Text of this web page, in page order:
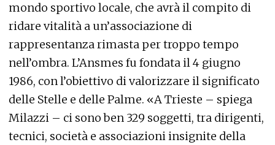
mondo sportivo locale, che avrà il compito di
ridare vitalità a un’associazione di
rappresentanza rimasta per troppo tempo
nell’ombra. L’Ansmes fu fondata il 4 giugno
1986, con l’obiettivo di valorizzare il significato
delle Stelle e delle Palme. «A Trieste – spiega
Milazzi – ci sono ben 329 soggetti, tra dirigenti,
tecnici, società e associazioni insignite della